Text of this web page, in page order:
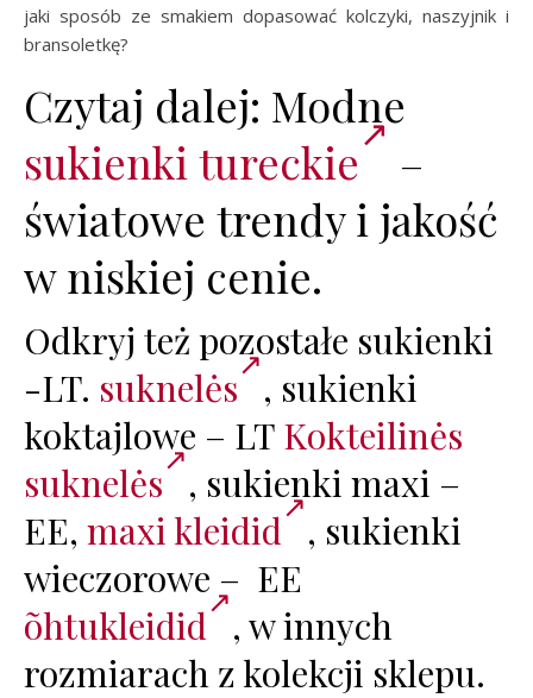
jaki sposób ze smakiem dopasować kolczyki, naszyjnik i
bransoletkę?
Czytaj dalej: Modne
sukienki tureckie
–
światowe trendy i jakość
w niskiej cenie.
Odkryj też pozostałe sukienki
-LT. suknelės , sukienki
koktajlowe – LT Kokteilinės
suknelės , sukienki maxi –
EE, maxi kleidid , sukienki
wieczorowe – EE
õhtukleidid , w innych
rozmiarach z kolekcji sklepu.